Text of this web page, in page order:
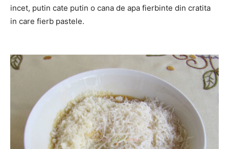
incet, putin cate putin o cana de apa fierbinte din cratita
in care fierb pastele.